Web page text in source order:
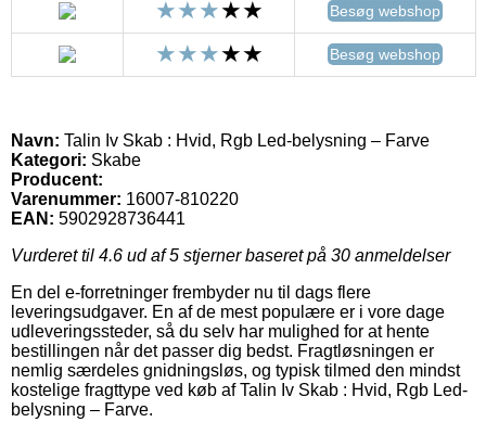
Besøg webshop
Besøg webshop
Navn: Talin Iv Skab : Hvid, Rgb Led-belysning – Farve
Kategori: Skabe
Producent:
Varenummer: 16007-810220
EAN: 5902928736441
Vurderet til 4.6 ud af 5 stjerner baseret på 30 anmeldelser
En del e-forretninger frembyder nu til dags flere
leveringsudgaver. En af de mest populære er i vore dage
udleveringssteder, så du selv har mulighed for at hente
bestillingen når det passer dig bedst. Fragtløsningen er
nemlig særdeles gnidningsløs, og typisk tilmed den mindst
kostelige fragttype ved køb af Talin Iv Skab : Hvid, Rgb Led-
belysning – Farve.